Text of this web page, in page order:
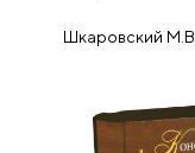
Шкаровский М.В.